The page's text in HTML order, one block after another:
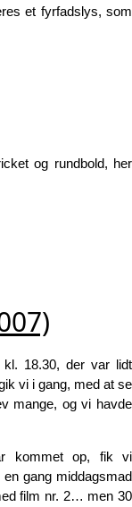
et fyrfadslys, som
og rundbold, her
18.30, der var lidt
vi i gang, med at se
mange, og vi havde
kommet op, fik vi
gang middagsmad
film nr. 2… men 30